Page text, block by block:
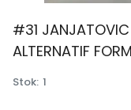
#31 JANJATOVIC
ALTERNATIF
Stok: 1